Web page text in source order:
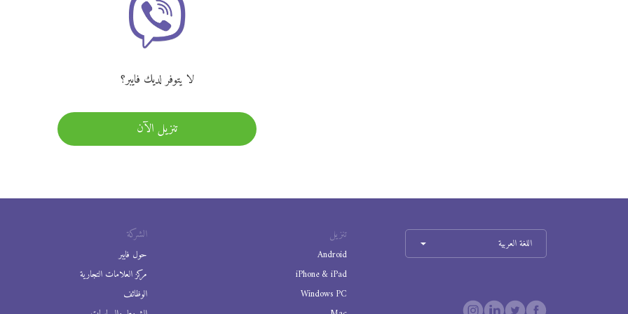
لا يتوفر لديك فايبر؟
تنزيل الآن
الشركة
حول فايبر
مركز العلامات التجارية
الوظائف
تنزيل
Android
iPhone & iPad
Windows PC
اللغة العربية